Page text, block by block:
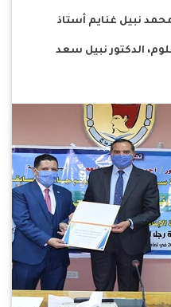
نبيل غنايم أستاذ
الدكتور نبيل سعد